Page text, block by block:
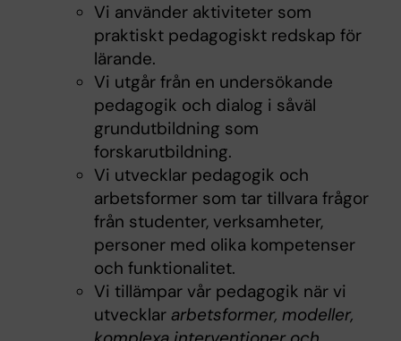
Vi använder aktiviteter som
praktiskt pedagogiskt redskap för
lärande.
Vi utgår från en undersökande
pedagogik och dialog i såväl
grundutbildning som
forskarutbildning.
Vi utvecklar pedagogik och
arbetsformer som tar tillvara frågor
från studenter, verksamheter,
personer med olika kompetenser
och funktionalitet.
Vi tillämpar vår pedagogik när vi
utvecklar arbetsformer, modeller,